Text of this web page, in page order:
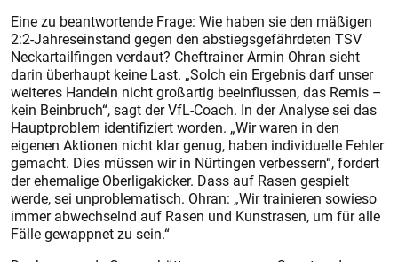
Eine zu beantwortende Frage: Wie haben sie den mäßigen
2:2-Jahreseinstand gegen den abstiegsgefährdeten TSV
Neckartailfingen verdaut? Cheftrainer Armin Ohran sieht
darin überhaupt keine Last. „Solch ein Ergebnis darf unser
weiteres Handeln nicht großartig beeinflussen, das Remis –
kein Beinbruch“, sagt der VfL-Coach. In der Analyse sei das
Hauptproblem identifiziert worden. „Wir waren in den
eigenen Aktionen nicht klar genug, haben individuelle Fehler
gemacht. Dies müssen wir in Nürtingen verbessern“, fordert
der ehemalige Oberligakicker. Dass auf Rasen gespielt
werde, sei unproblematisch. Ohran: „Wir trainieren sowieso
immer abwechselnd auf Rasen und Kunstrasen, um für alle
Fälle gewappnet zu sein.“